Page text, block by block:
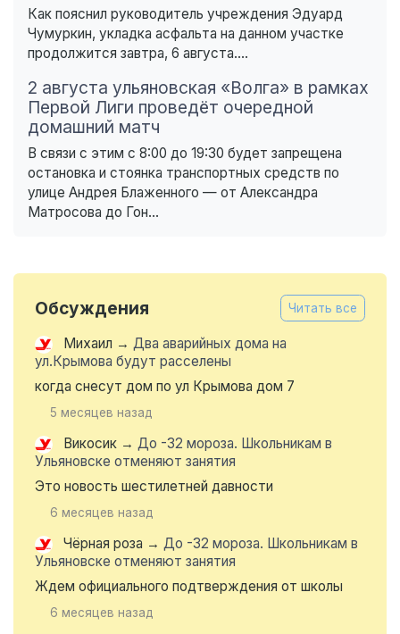
Как пояснил руководитель учреждения Эдуард
Чумуркин, укладка асфальта на данном участке
продолжится завтра, 6 августа....
2 августа ульяновская «Волга» в рамках
Первой Лиги проведёт очередной
домашний матч
В связи с этим с 8:00 до 19:30 будет запрещена
остановка и стоянка транспортных средств по
улице Андрея Блаженного — от Александра
Матросова до Гон...
Обсуждения Читать все
Михаил → Два аварийных дома на
ул.Крымова будут расселены
когда снесут дом по ул Крымова дом 7
5 месяцев назад
Викосик → До -32 мороза. Школьникам в
Ульяновске отменяют занятия
Это новость шестилетней давности
6 месяцев назад
Чёрная роза → До -32 мороза. Школьникам в
Ульяновске отменяют занятия
Ждем официального подтверждения от школы
6 месяцев назад